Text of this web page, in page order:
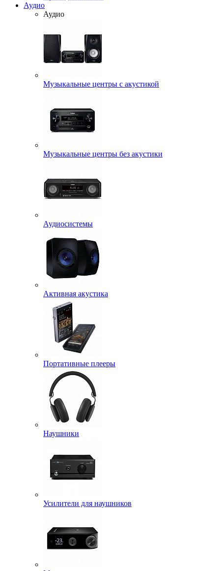
Аудио
Аудио
Музыкальные центры с акустикой
Музыкальные центры без акустики
Аудиосистемы
Активная акустика
Портативные плееры
Наушники
Усилители для наушников